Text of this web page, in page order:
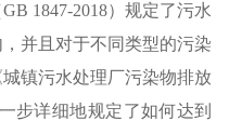
1847-2018）规定了污水
并且对于不同类型的污染
镇污水处理厂污染物排放
步详细地规定了如何达到